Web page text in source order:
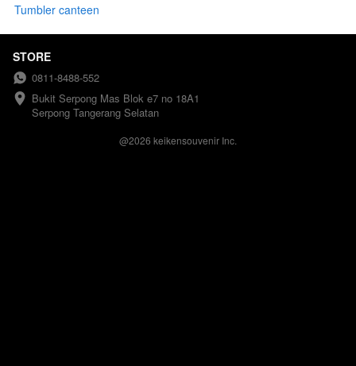
Tumbler canteen
souvenir
STORE
0811-8488-552
Bukit Serpong Mas Blok e7 no 18A1
Serpong Tangerang Selatan
@2026 keikensouvenir Inc.